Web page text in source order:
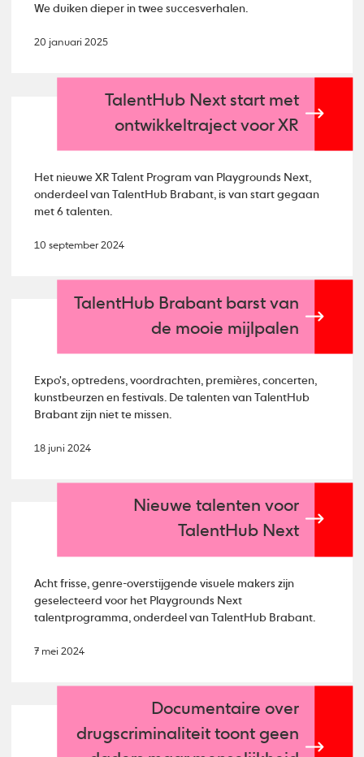
We duiken dieper in twee succesverhalen.
20 januari 2025
TalentHub Next start met
ontwikkeltraject voor XR
Het nieuwe XR Talent Program van Playgrounds Next,
onderdeel van TalentHub Brabant, is van start gegaan
met 6 talenten.
10 september 2024
TalentHub Brabant barst van
de mooie mijlpalen
Expo's, optredens, voordrachten, premières, concerten,
kunstbeurzen en festivals. De talenten van TalentHub
Brabant zijn niet te missen.
18 juni 2024
Nieuwe talenten voor
TalentHub Next
Acht frisse, genre-overstijgende visuele makers zijn
geselecteerd voor het Playgrounds Next
talentprogramma, onderdeel van TalentHub Brabant.
7 mei 2024
Documentaire over
drugscriminaliteit toont geen